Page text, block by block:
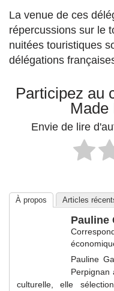
La venue de ces
répercussions sur le
nuitées touristiques
délégations
Participez au
Made
Envie de lire
À propos Articles
Pauline
Pauline
Perpignan
culturelle, elle